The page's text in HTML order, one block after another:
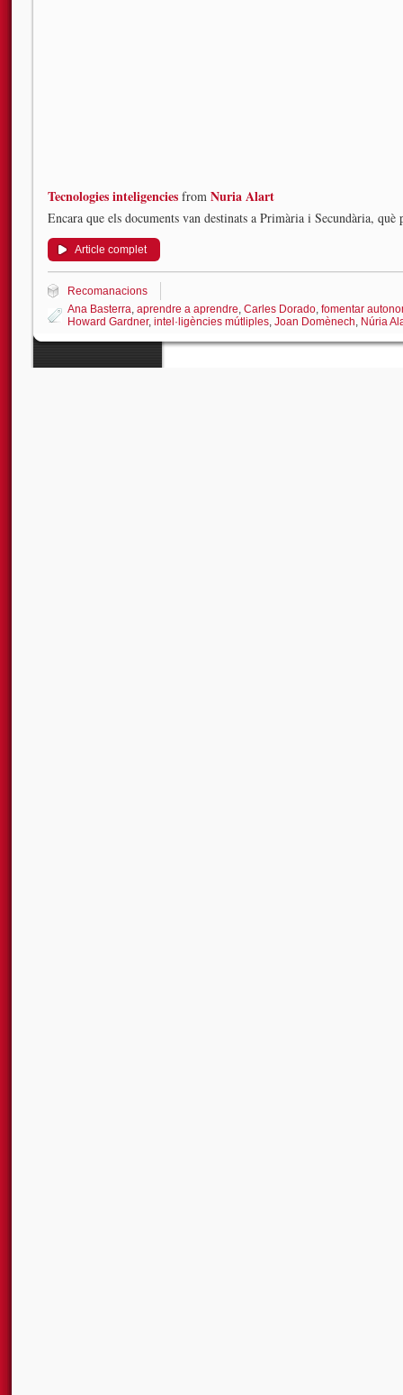
Tecnologies inteligencies from Nuria Alart
Encara que els documents van destinats a Primària i Secundària, què
Article complet
Recomanacions
Ana Basterra, aprendre a aprendre, Carles Dorado, fomentar
Howard Gardner, intel·ligències mútliples, Joan Domènech, Núria